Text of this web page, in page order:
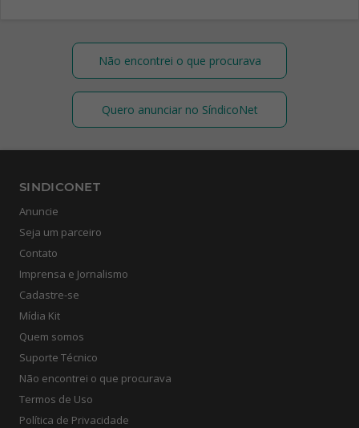
Não encontrei o que procurava
Quero anunciar no SíndicoNet
SINDICONET
Anuncie
Seja um parceiro
Contato
Imprensa e Jornalismo
Cadastre-se
Mídia Kit
Quem somos
Suporte Técnico
Não encontrei o que procurava
Termos de Uso
Política de Privacidade